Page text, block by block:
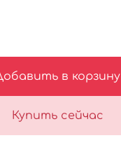
в корзину
Купить сейчас